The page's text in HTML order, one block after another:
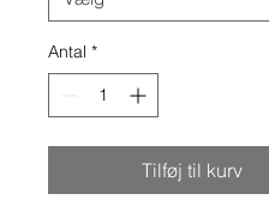
Antal *
Tilføj til kurv